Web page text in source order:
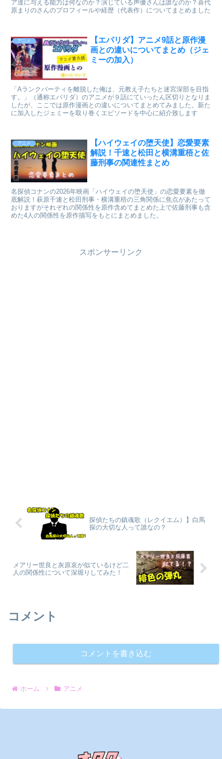
ア達に与える能力は何なのか？演じている声優さんは誰なのか？喜代
原まりのさんのプロフィールや経歴（代表作）についてまとめました
アニメ
【エパリダ】アニメ9話と原作漫
画との違いについてまとめ（ジェ
ミーの加入）
「Aランクパーティを離脱した俺は、元教え子たちと迷宮深部を目指
す。」（通称エパリダ）のアニメが９話にていったん区切りとなりま
したが、ここでは原作漫画との違いについてまとめてみました。新た
に加入したジェミーを取り巻くエピソードを中心に紹介致します
アニメ
【ハイウェイの堕天使】恋愛要素
解説！千速と松田と横溝重梧と佐
藤刑事の関連性まとめ
名探偵コナンの2026年映画「ハイウェイの堕天使」の恋愛要素を徹
底解説！萩原千速と松田刑事・横溝重梧の三角関係に焦点があたって
おりますがそれぞれの関係性を原作含めてまとめた上で佐藤刑事も含
めた4人の関係性を原作描写をもとにまとめました。
スポンサーリンク
探偵たちの鎮魂歌（レクイエム）】白馬
探の大切な人って誰なの？
メアリー世良と灰原哀が似ているけど二
人の関係性について深堀りしてみた！
コメント
コメントを書き込む
ホーム アニメ